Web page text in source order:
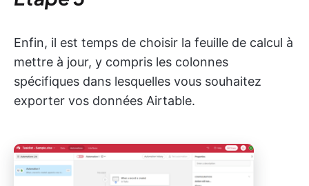
Enfin, il est temps de choisir la feuille de calcul à
mettre à jour, y compris les colonnes
spécifiques dans lesquelles vous souhaitez
exporter vos données Airtable.